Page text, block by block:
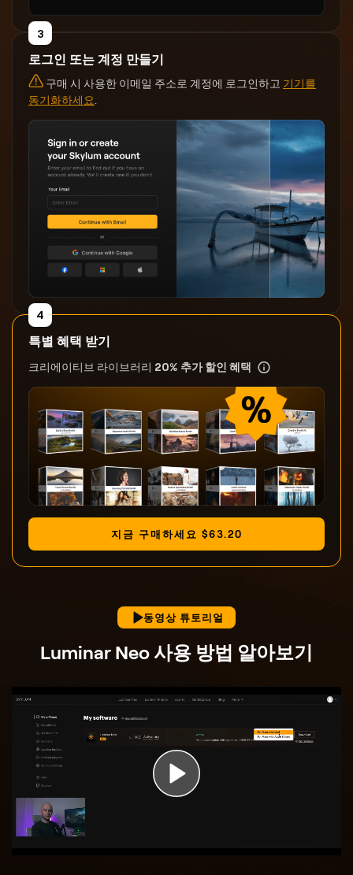
3
로그인 또는 계정 만들기
구매 시 사용한 이메일 주소로 계정에 로그인하고 기기를
동기화하세요
4
특별 혜택 받기
크리에이티브 라이브러리 20% 추가 할인 혜택
지금 구매하세요 $63.20
동영상 튜토리얼
Luminar Neo 사용 방법 알아보기